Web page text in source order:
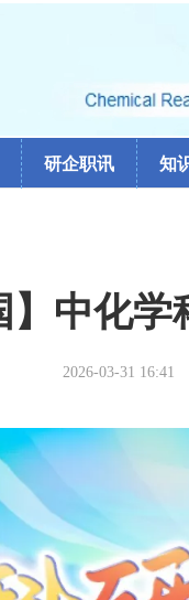
研企职讯 知
】中化
2026-03-31 16:41